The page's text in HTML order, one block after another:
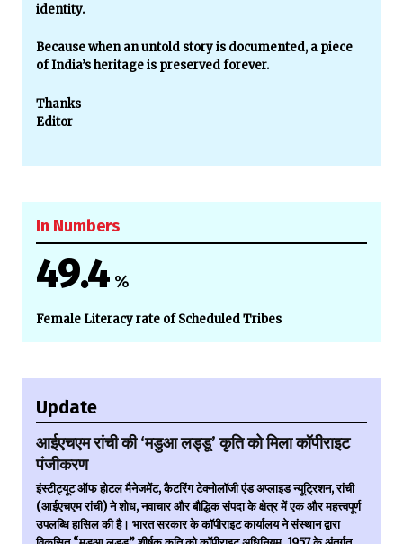
identity.
Because when an untold story is documented, a piece
of India’s heritage is preserved forever.
Thanks
Editor
In Numbers
49.4 %
Female Literacy rate of Scheduled Tribes
Update
आईएचएम रांची की ‘मडुआ लड्डू’ कृति को मिला कॉपीराइट
पंजीकरण
इंस्टीट्यूट ऑफ होटल मैनेजमेंट, कैटरिंग टेक्नोलॉजी एंड अप्लाइड न्यूट्रिशन, रांची
(आईएचएम रांची) ने शोध, नवाचार और बौद्धिक संपदा के क्षेत्र में एक और महत्त्वपूर्ण
उपलब्धि हासिल की है। भारत सरकार के कॉपीराइट कार्यालय ने संस्थान द्वारा